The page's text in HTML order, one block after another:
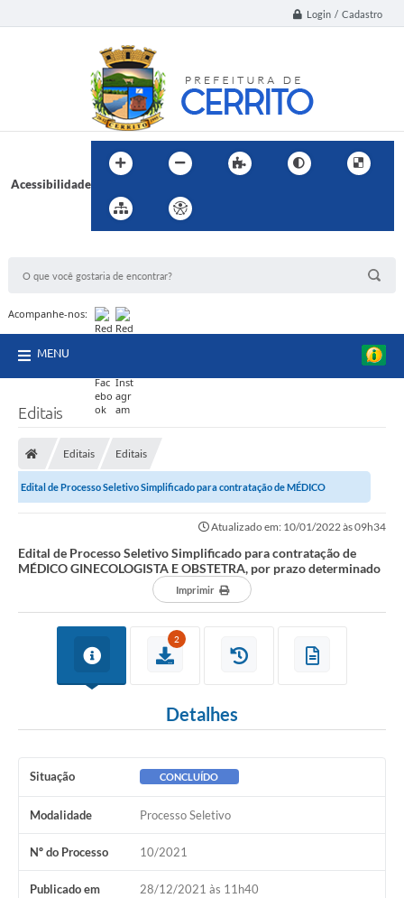
Login / Cadastro
Acessibilidade
Acompanhe-nos:
MENU
Editais
Editais Editais
Edital de Processo Seletivo Simplificado para contratação de MÉDICO
Atualizado em: 10/01/2022 às 09h34
Edital de Processo Seletivo Simplificado para contratação de
MÉDICO GINECOLOGISTA E OBSTETRA, por prazo determinado
Imprimir
2
Detalhes
Situação CONCLUÍDO
Modalidade Processo Seletivo
Nº do Processo 10/2021
Publicado em 28/12/2021 às 11h40